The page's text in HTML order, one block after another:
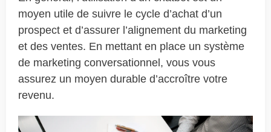
moyen utile de suivre le cycle d’achat d’un
prospect et d’assurer l’alignement du marketing
et des ventes. En mettant en place un système
de marketing conversationnel, vous vous
assurez un moyen durable d’accroître votre
revenu.